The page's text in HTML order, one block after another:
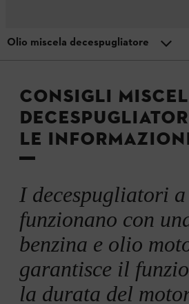
Consigli sul decespugliatore
CONSIGLI
LE
I decespugliatori
funzionano con
benzina e olio
garantisce il
la durata del
Olio miscela decespugliatore
Panoramica
Benzina miscela decespugliatore